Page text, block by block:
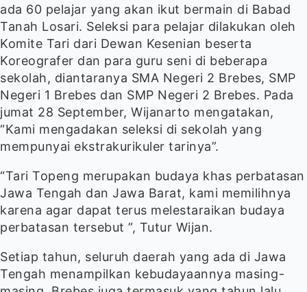
ada 60 pelajar yang akan ikut bermain di Babad
Tanah Losari. Seleksi para pelajar dilakukan oleh
Komite Tari dari Dewan Kesenian beserta
Koreografer dan para guru seni di beberapa
sekolah, diantaranya SMA Negeri 2 Brebes, SMP
Negeri 1 Brebes dan SMP Negeri 2 Brebes. Pada
jumat 28 September, Wijanarto mengatakan,
“Kami mengadakan seleksi di sekolah yang
mempunyai ekstrakurikuler tarinya”.
“Tari Topeng merupakan budaya khas perbatasan
Jawa Tengah dan Jawa Barat, kami memilihnya
karena agar dapat terus melestaraikan budaya
perbatasan tersebut ”, Tutur Wijan.
Setiap tahun, seluruh daerah yang ada di Jawa
Tengah menampilkan kebudayaannya masing-